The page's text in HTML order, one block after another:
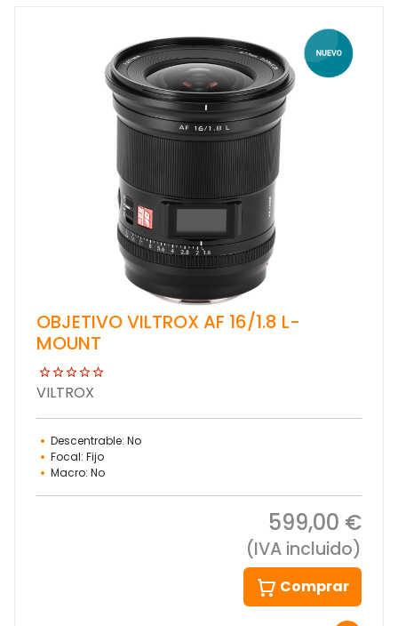
OBJETIVO VILTROX AF 16/1.8 L-
MOUNT
VILTROX
Descentrable: No
Focal: Fijo
Macro: No
599,00 €
(IVA incluido)
Comprar